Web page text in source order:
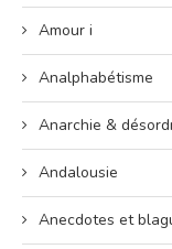
Amour i
Analphabétisme
Anarchie &
Andalousie
Anecdotes et